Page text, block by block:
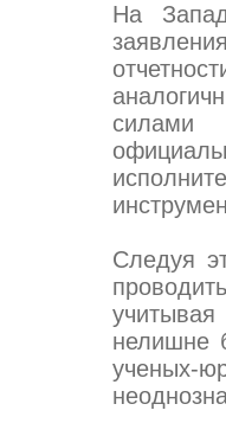
На
силами
Следуя
нелишне
ученых-